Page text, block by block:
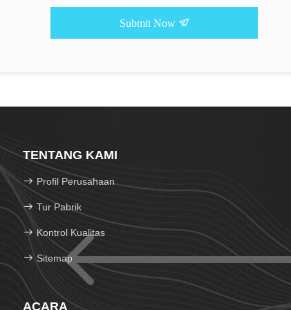
Submit Now
TENTANG KAMI
Profil Perusahaan
Tur Pabrik
Kontrol Kualitas
Sitemap
ACARA